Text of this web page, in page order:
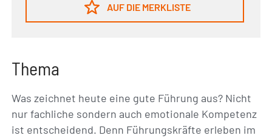
AUF DIE MERKLISTE
Thema
Was zeichnet heute eine gute Führung aus? Nicht
nur fachliche sondern auch emotionale Kompetenz
ist entscheidend. Denn Führungskräfte erleben im